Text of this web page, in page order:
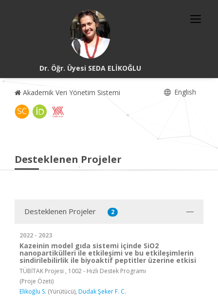
Dr. Öğr. Üyesi SEDA ELİKOĞLU
Akademik Veri Yönetim Sistemi English
Desteklenen Projeler
Desteklenen Projeler 2
2022 - 2023
Kazeinin model gıda sistemi içinde SiO2
nanopartikülleri ile etkileşimi ve bu etkileşimlerin
sindirilebilirlik ile biyoaktif peptitler üzerine etkisi
TÜBİTAK Projesi , 1002 - Hızlı Destek Programı
(Proje Özeti)
Elikoğlu S. (Yürütücü), Dudak Şeker F. C.